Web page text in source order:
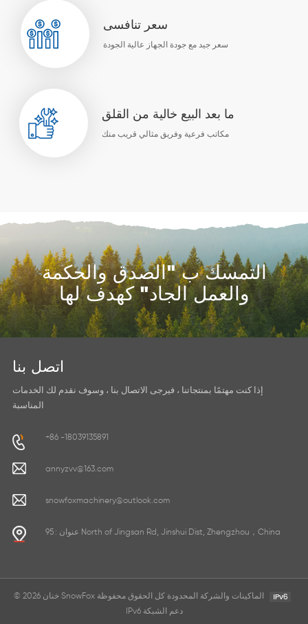
سعر تنافسى
سعر جيد مع جودة الجهاز عالية الجودة
ما بعد البيع خالية من القلق
مكاتب فرعية وفريق مثالي قريب منك
التمسك ب "الصدق والحكمة
والعمل الجاد" كهدف لها
اتصل بنا
إذا كنت مهتمًا بمنتجاتنا ، فيرجى الاتصال بنا ، وسوف نقدم لك الخدمات
المناسبة
+86 -18039135891
annyzvv@163.com
snowfoxmachinery@outlook.com
عنوان : 95 North of Jingsan Rd, Jinshui Dist, Zhengzhou，China
IPv6 دعم الشبكة